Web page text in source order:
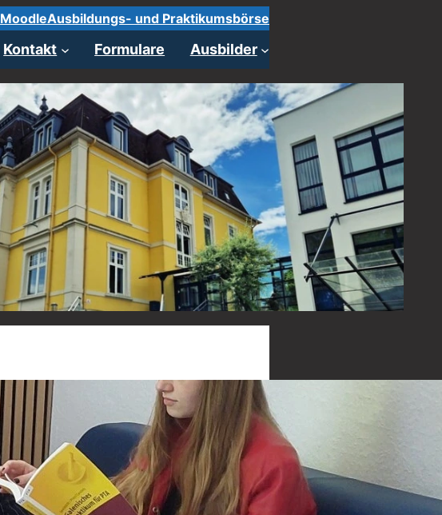
MoodleAusbildungs- und Praktikumsbörse
Kontakt Formulare Ausbilder